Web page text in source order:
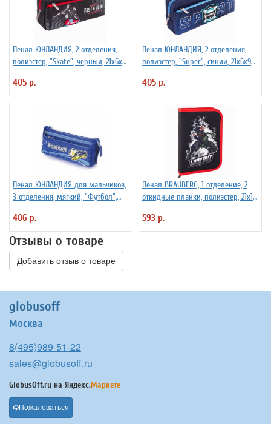
Пенал ЮНЛАНДИЯ, 2 отделения,
полиэстер, "Skate", черный, 21х6х9
405 р.
Пенал ЮНЛАНДИЯ, 2 отделения,
полиэстер, "Super", синий, 21х6х9
405 р.
Пенал ЮНЛАНДИЯ для мальчиков,
3 отделения, мягкий, "Футбол",
406 р.
Пенал BRAUBERG, 1 отделение, 2
откидные планки, полиэстер, 21х14
593 р.
Отзывы о товаре
Добавить отзыв о товаре
globusoff
Москва
8(495)989-51-22
sales@globusoff.ru
GlobusOff.ru на Яндекс.Маркете
Пожаловаться